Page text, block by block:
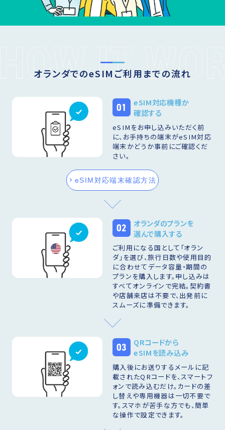
オランダでのeSIMご利用までの流れ
01
eSIM対応機種か
確認する
eSIMをお申し込みいただく前
に、お手持ちの端末がeSIM対応
端末かどうか事前にご確認くだ
さい。
eSIM対応端末確認方法
02
オランダのプランを
選んで購入する
ご利用になる国として「オラン
ダ」を選び、旅行日数や使用目的
に合わせてデータ容量・期間の
プランを購入します。申し込みは
すべてオンラインで完結。契約書
や店舗来店は不要で、出発前に
スムーズに準備できます。
03
QRコードから
eSIMを読み込み
購入後にお送りするメールに記
載されたQRコードを、スマートフ
ォンで読み込むだけ。カードの差
し替えや専用機器は一切不要で
す。スマホが苦手な方でも、簡単
な操作で設定できます。